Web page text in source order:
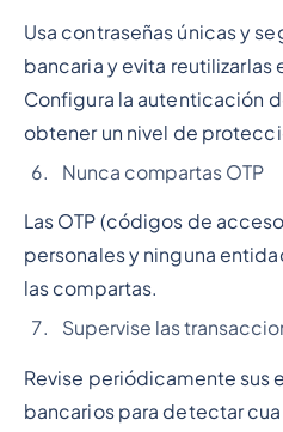
Usa contraseñas únicas y
bancaria y evita
Configura la autenticación
obtener un nivel de
Nunca compartas OTP
Las OTP (códigos de
personales y ninguna
las compartas.
Supervise las
Revise periódicamente sus
bancarios para detectar